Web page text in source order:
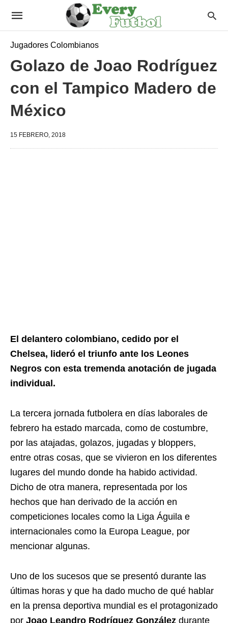
Jugadores Colombianos
Golazo de Joao Rodríguez
con el Tampico Madero de
México
15 FEBRERO, 2018
El delantero colombiano, cedido por el
Chelsea, lideró el triunfo ante los Leones
Negros con esta tremenda anotación de jugada
individual.
La tercera jornada futbolera en días laborales de
febrero ha estado marcada, como de costumbre,
por las atajadas, golazos, jugadas y bloppers,
entre otras cosas, que se vivieron en los diferentes
lugares del mundo donde ha habido actividad.
Dicho de otra manera, representada por los
hechos que han derivado de la acción en
competiciones locales como la Liga Águila e
internacionales como la Europa League, por
mencionar algunas.
Uno de los sucesos que se presentó durante las
últimas horas y que ha dado mucho de qué hablar
en la prensa deportiva mundial es el protagonizado
por Joao Leandro Rodríguez González durante